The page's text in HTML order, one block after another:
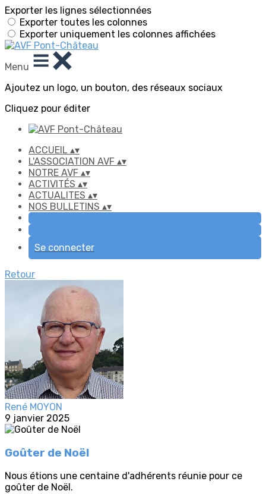
Exporter les lignes sélectionnées
Exporter toutes les colonnes
Exporter uniquement les colonnes affichées
Menu
Ajoutez un logo, un bouton, des réseaux sociaux
Cliquez pour éditer
ACCUEIL ▴▾
L'ASSOCIATION AVF ▴▾
NOTRE AVF ▴▾
ACTIVITÉS ▴▾
ACTUALITES ▴▾
NOS BULLETINS ▴▾
Se connecter
Retour
René MOYON
9 janvier 2025
Goûter de Noël
Nous étions une centaine d'adhérents réunie pour ce
goûter de Noël.